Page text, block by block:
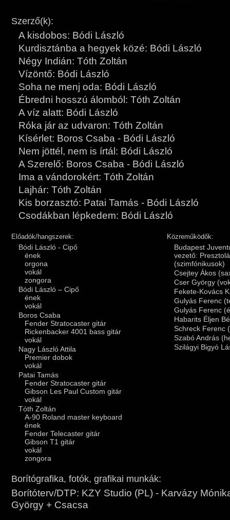
Szerző(k):
A kisdobos: Bódi László
Kurdisztánba a hegyek közé: Bódi László
Négy Indián: Tóth Zoltán
Vízöntő: Bódi László
Soha ne menj oda: Bódi László
Ébredni hosszú álomból: Tóth Zoltán
A víz alatt: Bódi László
Róka jár az udvaron: Tóth Zoltán
Kísérlet: Boros Csaba - Bódi László
Nem jöttél, nem is írtál: Bódi László
A Szerelő: Boros Csaba - Bódi László
Ima a vándorokért: Tóth Zoltán
Lajhár: Tóth Zoltán
Kis borzasztó: Patai Tamás - Bódi László
Csodákban lépkedem: Bódi László
Előadók/hangszerek:
Bódi László - Cipő
ének
orgona
vokál
zongora
Bódi László – Cipő
ének
vokál
Boros Csaba
Fender Stratocaster gitár
Rickenbacker 4001 bass gitár
vokál
Nagy László Attila
Premier dobok
vokál
Patai Tamás
Fender Stratocaster gitár
Gibson Les Paul Custom gitár
vokál
Tóth Zoltán
A-90 Roland master keyboard
ének
Fender Telecaster gitár
Gibson T1 gitár
vokál
zongora
Közreműködők:
Budapest
vezető:
(szimfónikusok)
Csejtey Ákos
Cser György
Fekete-Kovács
Gulyás Ferenc
Gulyás Ferenc
Habarits Éljen
Schreck Ferenc
Szabó András
Szilágyi Bigyó
Borítógrafika, fotók, grafikai munkák:
Borítóterv/DTP: KZY Studio (PL) - Karvázy
György + Csacsa